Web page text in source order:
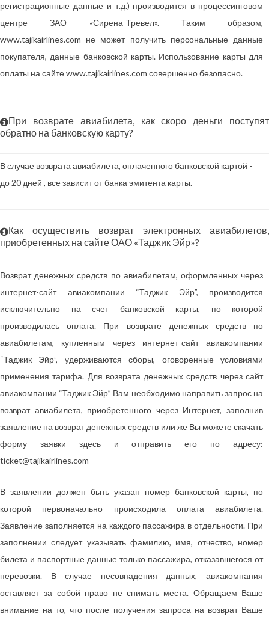
регистрационные данные и т.д.) производится в процессинговом
центре ЗАО «Сирена-Тревел». Таким образом,
www.tajikairlines.com не может получить персональные данные
покупателя, данные банковской карты. Использование карты для
оплаты на сайте www.tajikairlines.com совершенно безопасно.
При возврате авиабилета, как скоро деньги поступят
обратно на банковскую карту?
В случае возврата авиабилета, оплаченного банковской картой -
до 20 дней , все зависит от банка эмитента карты.
Как осуществить возврат электронных авиабилетов,
приобретенных на сайте ОАО «Таджик Эйр»?
Возврат денежных средств по авиабилетам, оформленных через
интернет-сайт авиакомпании “Таджик Эйр”, производится
исключительно на счет банковской карты, по которой
производилась оплата. При возврате денежных средств по
авиабилетам, купленным через интернет-сайт авиакомпании
“Таджик Эйр”, удерживаются сборы, оговоренные условиями
применения тарифа. Для возврата денежных средств через сайт
авиакомпании “Таджик Эйр” Вам необходимо направить запрос на
возврат авиабилета, приобретенного через Интернет, заполнив
заявление на возврат денежных средств или же Вы можете скачать
форму заявки здесь и отправить его по адресу:
ticket@tajikairlines.com
В заявлении должен быть указан номер банковской карты, по
которой первоначально происходила оплата авиабилета.
Заявление заполняется на каждого пассажира в отдельности. При
заполнении следует указывать фамилию, имя, отчество, номер
билета и паспортные данные только пассажира, отказавшегося от
перевозки. В случае несовпадения данных, авиакомпания
оставляет за собой право не снимать места. Обращаем Ваше
внимание на то, что после получения запроса на возврат Ваше